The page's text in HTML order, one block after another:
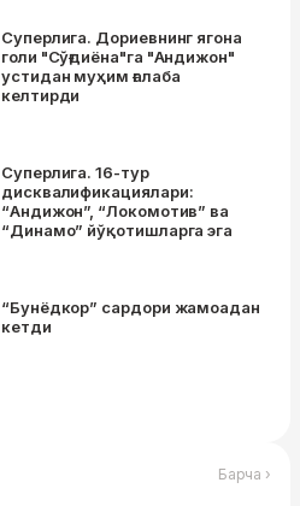
Суперлига. Дориевнинг ягона
голи "Сўғдиёна"га "Андижон"
устидан муҳим ғалаба
келтирди
Суперлига. 16-тур
дисквалификациялари:
“Андижон”, “Локомотив” ва
“Динамо” йўқотишларга эга
“Бунёдкор” сардори жамоадан
кетди
Барча ›